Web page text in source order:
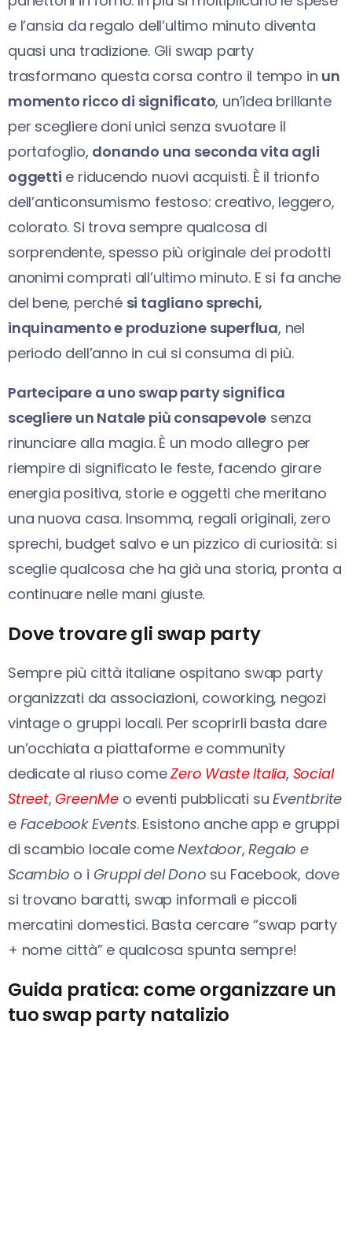
e l’ansia da regalo dell’ultimo minuto diventa
quasi una tradizione. Gli swap party
trasformano questa corsa contro il tempo in un
momento ricco di significato, un’idea brillante
per scegliere doni unici senza svuotare il
portafoglio, donando una seconda vita agli
oggetti e riducendo nuovi acquisti. È il trionfo
dell’anticonsumismo festoso: creativo, leggero,
colorato. Si trova sempre qualcosa di
sorprendente, spesso più originale dei prodotti
anonimi comprati all’ultimo minuto. E si fa anche
del bene, perché si tagliano sprechi,
inquinamento e produzione superflua, nel
periodo dell’anno in cui si consuma di più.
Partecipare a uno swap party significa
scegliere un Natale più consapevole senza
rinunciare alla magia. È un modo allegro per
riempire di significato le feste, facendo girare
energia positiva, storie e oggetti che meritano
una nuova casa. Insomma, regali originali, zero
sprechi, budget salvo e un pizzico di curiosità: si
sceglie qualcosa che ha già una storia, pronta a
continuare nelle mani giuste.
Dove trovare gli swap party
Sempre più città italiane ospitano swap party
organizzati da associazioni, coworking, negozi
vintage o gruppi locali. Per scoprirli basta dare
un’occhiata a piattaforme e community
dedicate al riuso comeZero Waste Italia, Social
Street,GreenMe o eventi pubblicati suEventbrite
e Facebook Events. Esistono anche app e gruppi
di scambio locale comeNextdoor,Regalo e
Scambio o i Gruppi del Dono su Facebook, dove
si trovano baratti, swap informali e piccoli
mercatini domestici. Basta cercare “swap party
+ nome città” e qualcosa spunta sempre!
Guida pratica: come organizzare un
tuo swap party natalizio